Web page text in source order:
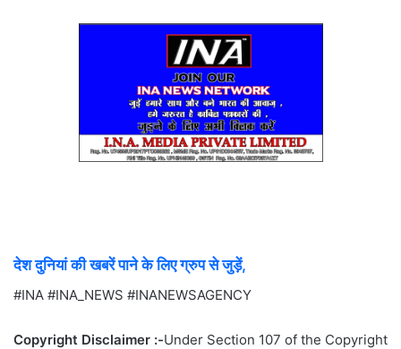
देश दुनियां की खबरें पाने के लिए ग्रुप से जुड़ें,
#INA #INA_NEWS #INANEWSAGENCY
Copyright Disclaimer :-Under Section 107 of the Copyright